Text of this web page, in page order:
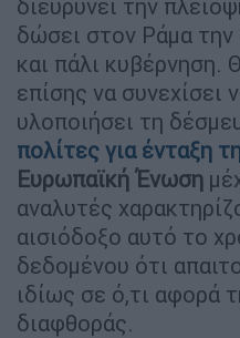
διευρύνει την
δώσει στον Ράμα την
και πάλι κυβέρνηση.
επίσης να συνεχίσει
υλοποιήσει τη
πολίτες για ένταξη
Ευρωπαϊκή Ένωση
αναλυτές
αισιόδοξο αυτό το
δεδομένου ότι
ιδίως σε ό,τι αφορά
διαφθοράς.